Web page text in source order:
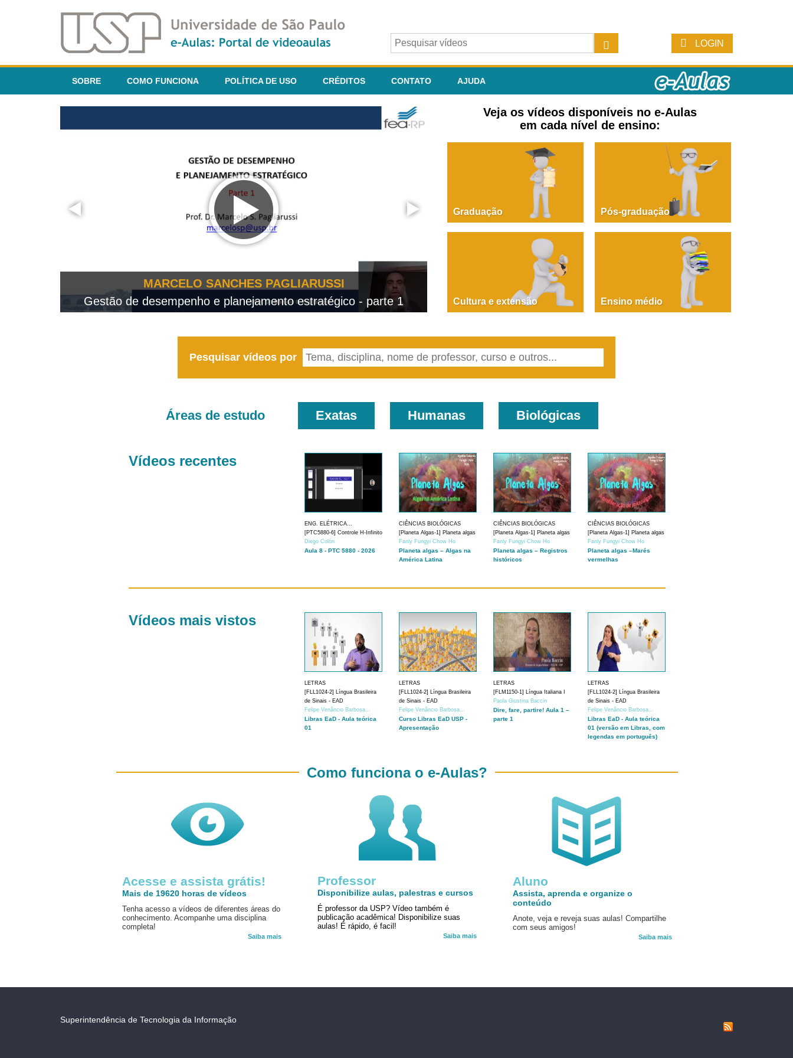
LOGIN
SOBRE COMO FUNCIONA POLÍTICA DE USO CRÉDITOS CONTATO AJUDA
MARCELO SANCHES PAGLIARUSSI
Gestão de desempenho e planejamento estratégico - parte 1
PAOLA GIUSTINA BACCIN
Dire, fare, partire! Aula 1 – parte 1
Veja os vídeos disponíveis no e-Aulas
em cada nível de ensino:
Graduação Pós-graduação
Cultura e extensão Ensino médio
Pesquisar vídeos por
Áreas de estudo Exatas Humanas Biológicas
Vídeos recentes
ENG. ELÉTRICA...
[PTC5880-6] Controle H-Infinito
Diego Colón
Aula 8 - PTC 5880 - 2026
CIÊNCIAS BIOLÓGICAS
[Planeta Algas-1] Planeta algas
Fanly Fungyi Chow Ho
Planeta algas – Algas na
América Latina
CIÊNCIAS BIOLÓGICAS
[Planeta Algas-1] Planeta algas
Fanly Fungyi Chow Ho
Planeta algas – Registros
históricos
CIÊNCIAS BIOLÓGICAS
[Planeta Algas-1] Planeta algas
Fanly Fungyi Chow Ho
Planeta algas –Marés
vermelhas
Vídeos mais vistos
LETRAS
[FLL1024-2] Língua Brasileira
de Sinais - EAD
Felipe Venâncio Barbosa...
Libras EaD - Aula teórica
01
LETRAS
[FLL1024-2] Língua Brasileira
de Sinais - EAD
Felipe Venâncio Barbosa...
Curso Libras EaD USP -
Apresentação
LETRAS
[FLM1150-1] Língua Italiana I
Paola Giustina Baccin
Dire, fare, partire! Aula 1 –
parte 1
LETRAS
[FLL1024-2] Língua Brasileira
de Sinais - EAD
Felipe Venâncio Barbosa...
Libras EaD - Aula teórica
01 (versão em Libras, com
legendas em português)
Acesse e assista grátis!
Mais de 19620 horas de vídeos
Tenha acesso a vídeos de diferentes áreas do
conhecimento. Acompanhe uma disciplina
completa!
Saiba mais
Aluno
Assista, aprenda e organize o
conteúdo
Anote, veja e reveja suas aulas! Compartilhe
com seus amigos!
Saiba mais
Como funciona o e-Aulas?
Professor
Disponibilize aulas, palestras e cursos
É professor da USP? Vídeo também é
publicação acadêmica! Disponibilize suas
aulas! É rápido, é facil!
Saiba mais
Superintendência de Tecnologia da Informação